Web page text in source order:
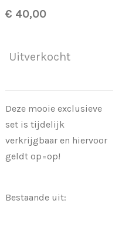
€ 40,00
Uitverkocht
Deze mooie exclusieve
set is tijdelijk
verkrijgbaar en hiervoor
geldt op=op!
Bestaande uit: